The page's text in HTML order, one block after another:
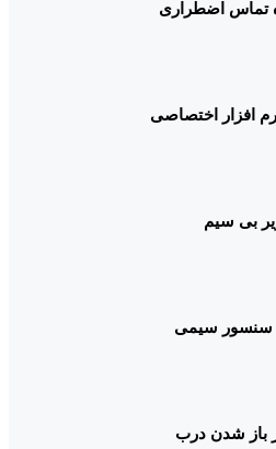
افزار اختصاصی
بی سیم
باز شدن درب